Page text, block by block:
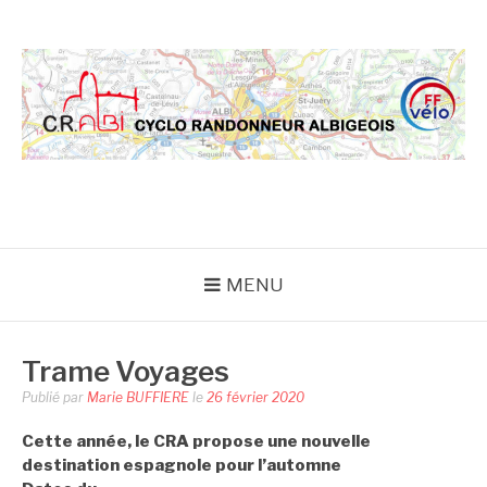
contenu
MENU
Trame Voyages
Publié par Marie BUFFIERE le 26 février 2020
Cette année, le CRA propose une nouvelle
destination espagnole pour l’automne